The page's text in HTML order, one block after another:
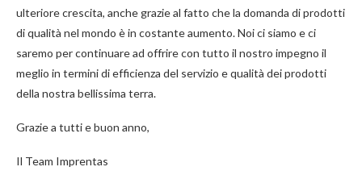
ulteriore crescita, anche grazie al fatto che la domanda di prodotti
di qualità nel mondo è in costante aumento. Noi ci siamo e ci
saremo per continuare ad offrire con tutto il nostro impegno il
meglio in termini di efficienza del servizio e qualità dei prodotti
della nostra bellissima terra.
Grazie a tutti e buon anno,
Il Team Imprentas